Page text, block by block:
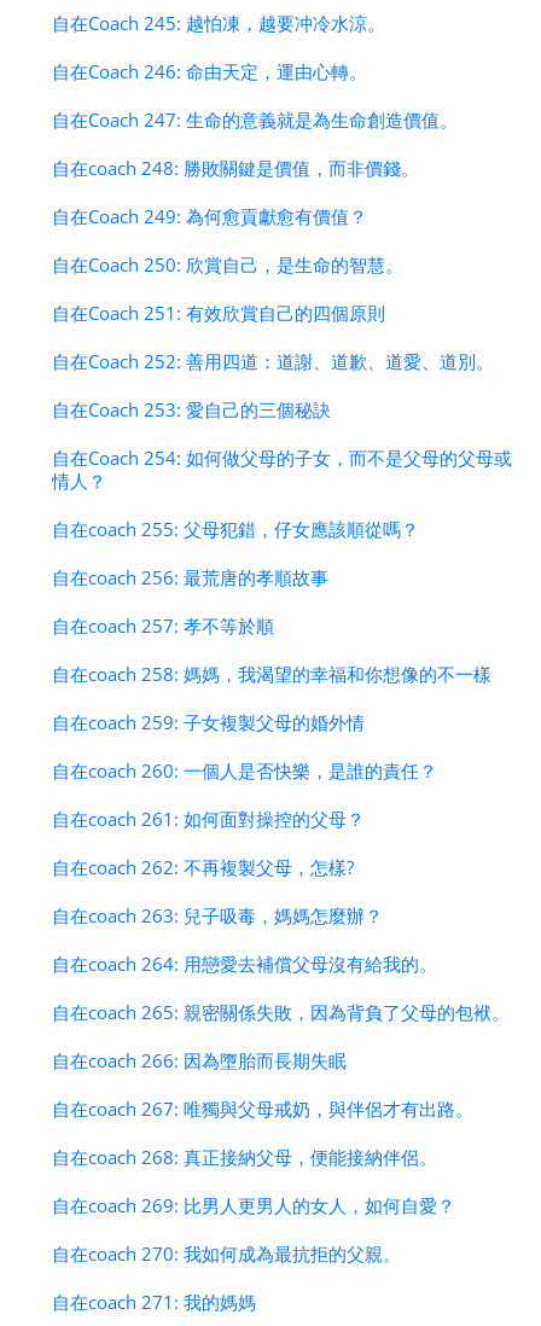
自在Coach 245: 越怕凍，越要冲冷水涼。
自在Coach 246: 命由天定，運由心轉。
自在Coach 247: 生命的意義就是為生命創造價值。
自在coach 248: 勝敗關鍵是價值，而非價錢。
自在Coach 249: 為何愈貢獻愈有價值？
自在Coach 250: 欣賞自己，是生命的智慧。
自在Coach 251: 有效欣賞自己的四個原則
自在Coach 252: 善用四道：道謝、道歉、道愛、道別。
自在Coach 253: 愛自己的三個秘訣
自在Coach 254: 如何做父母的子女，而不是父母的父母或
情人？
自在coach 255: 父母犯錯，仔女應該順從嗎？
自在coach 256: 最荒唐的孝順故事
自在coach 257: 孝不等於順
自在coach 258: 媽媽，我渴望的幸福和你想像的不一樣
自在coach 259: 子女複製父母的婚外情
自在coach 260: 一個人是否快樂，是誰的責任？
自在coach 261: 如何面對操控的父母？
自在coach 262: 不再複製父母，怎樣?
自在coach 263: 兒子吸毒，媽媽怎麼辦？
自在coach 264: 用戀愛去補償父母沒有給我的。
自在coach 265: 親密關係失敗，因為背負了父母的包袱。
自在coach 266: 因為墮胎而長期失眠
自在coach 267: 唯獨與父母戒奶，與伴侶才有出路。
自在coach 268: 真正接納父母，便能接納伴侶。
自在coach 269: 比男人更男人的女人，如何自愛？
自在coach 270: 我如何成為最抗拒的父親。
自在coach 271: 我的媽媽